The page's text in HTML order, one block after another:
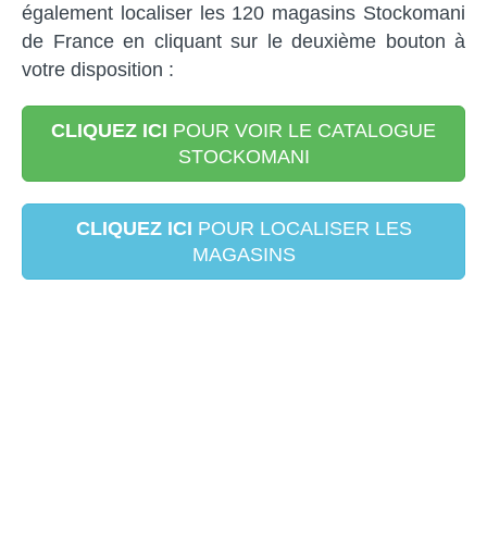
également localiser les 120 magasins Stockomani
de France en cliquant sur le deuxième bouton à
votre disposition :
CLIQUEZ ICI POUR VOIR LE CATALOGUE
STOCKOMANI
CLIQUEZ ICI POUR LOCALISER LES
MAGASINS